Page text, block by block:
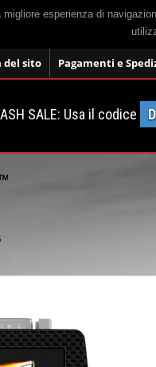
esperienza di
del sito Pagamenti e
SALE: Usa il codice